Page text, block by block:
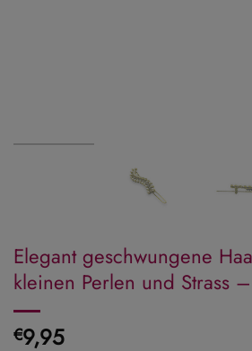
Elegant geschwungene
kleinen Perlen und Strass
€9,95